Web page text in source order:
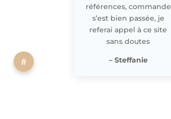
références, commande
s’est bien passée, je
referai appel à ce site
sans doutes
– Steffanie